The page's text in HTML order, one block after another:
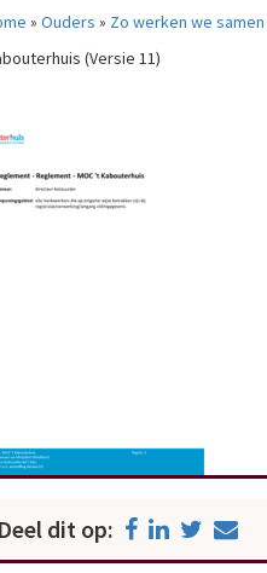
»Ouders » Zo werken we samen
(Versie 11)
Deel dit op: